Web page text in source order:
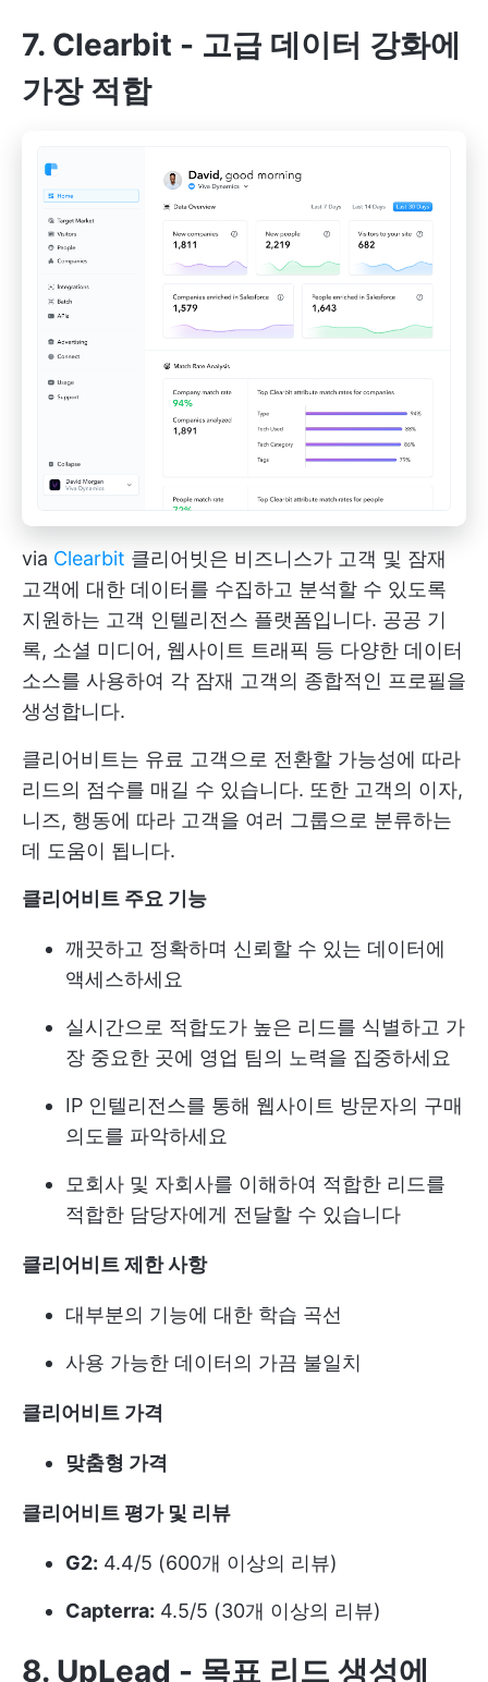
7. Clearbit - 고급 데이터 강화에
가장 적합
via Clearbit 클리어빗은 비즈니스가 고객 및 잠재
고객에 대한 데이터를 수집하고 분석할 수 있도록
지원하는 고객 인텔리전스 플랫폼입니다. 공공 기
록, 소셜 미디어, 웹사이트 트래픽 등 다양한 데이터
소스를 사용하여 각 잠재 고객의 종합적인 프로필을
생성합니다.
클리어비트는 유료 고객으로 전환할 가능성에 따라
리드의 점수를 매길 수 있습니다. 또한 고객의 이자,
니즈, 행동에 따라 고객을 여러 그룹으로 분류하는
데 도움이 됩니다.
클리어비트 주요 기능
깨끗하고 정확하며 신뢰할 수 있는 데이터에
액세스하세요
실시간으로 적합도가 높은 리드를 식별하고 가
장 중요한 곳에 영업 팀의 노력을 집중하세요
IP 인텔리전스를 통해 웹사이트 방문자의 구매
의도를 파악하세요
모회사 및 자회사를 이해하여 적합한 리드를
적합한 담당자에게 전달할 수 있습니다
클리어비트 제한 사항
대부분의 기능에 대한 학습 곡선
사용 가능한 데이터의 가끔 불일치
클리어비트 가격
맞춤형 가격
클리어비트 평가 및 리뷰
G2: 4.4/5 (600개 이상의 리뷰)
Capterra: 4.5/5 (30개 이상의 리뷰)
8. UpLead - 목표 리드 생성에